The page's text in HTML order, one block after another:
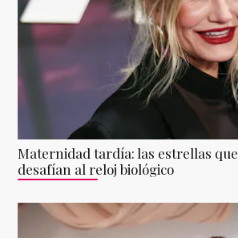
Maternidad tardía: las estrellas que
desafían al reloj biológico